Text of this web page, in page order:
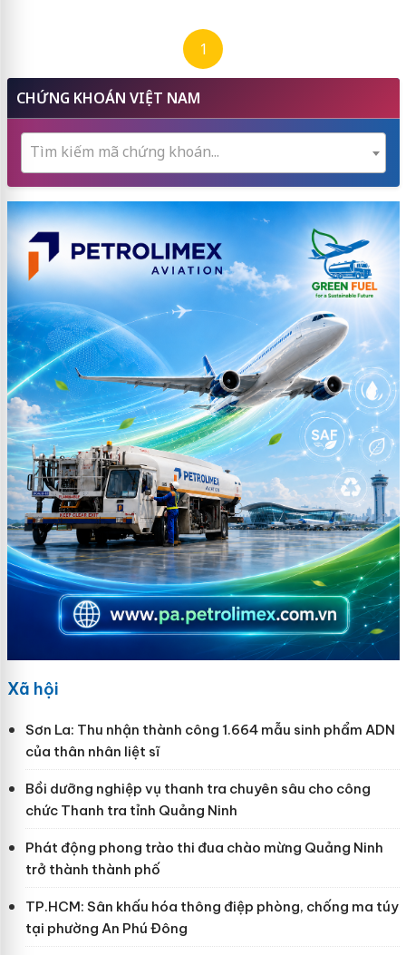
1
CHỨNG KHOÁN VIỆT NAM
Tìm kiếm mã chứng khoán...
Xã hội
Sơn La: Thu nhận thành công 1.664 mẫu sinh phẩm ADN
của thân nhân liệt sĩ
Bồi dưỡng nghiệp vụ thanh tra chuyên sâu cho công
chức Thanh tra tỉnh Quảng Ninh
Phát động phong trào thi đua chào mừng Quảng Ninh
trở thành thành phố
TP.HCM: Sân khấu hóa thông điệp phòng, chống ma túy
tại phường An Phú Đông